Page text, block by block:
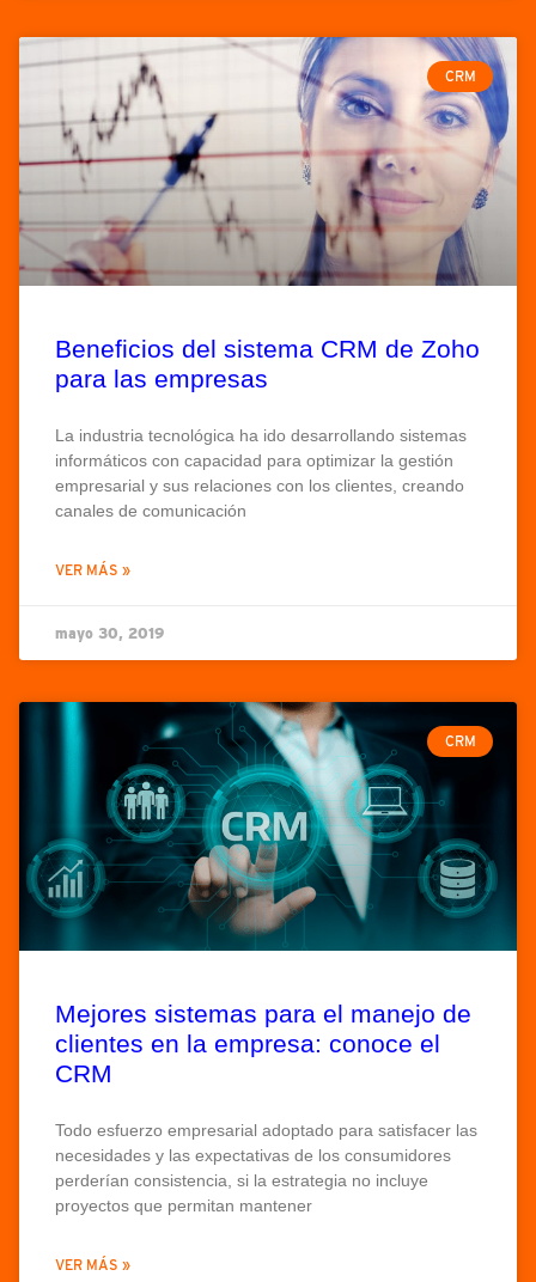
CRM
Beneficios del sistema CRM de Zoho
para las empresas
La industria tecnológica ha ido desarrollando sistemas
informáticos con capacidad para optimizar la gestión
empresarial y sus relaciones con los clientes, creando
canales de comunicación
VER MÁS »
mayo 30, 2019
CRM
Mejores sistemas para el manejo de
clientes en la empresa: conoce el
CRM
Todo esfuerzo empresarial adoptado para satisfacer las
necesidades y las expectativas de los consumidores
perderían consistencia, si la estrategia no incluye
proyectos que permitan mantener
VER MÁS »